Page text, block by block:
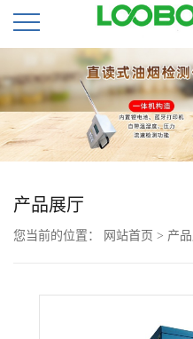
公
司
首
页
公
产品展厅
您当前的位置： 网站首页 > 产